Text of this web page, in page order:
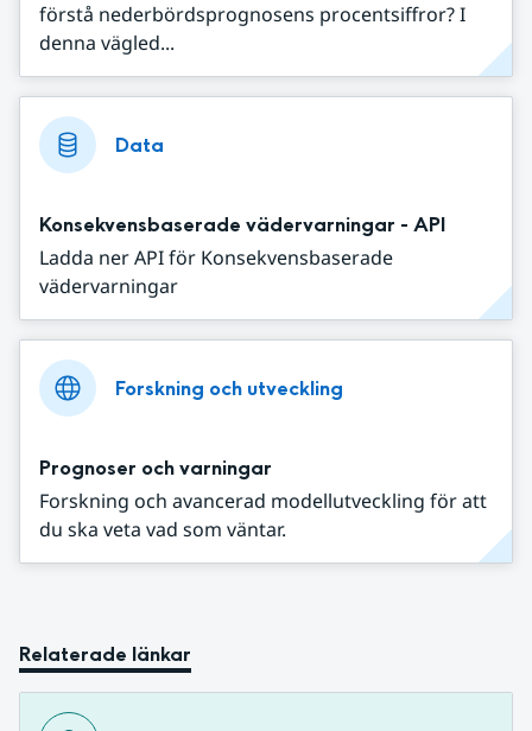
förstå nederbördsprognosens procentsiffror? I
denna vägled...
Data
Konsekvensbaserade vädervarningar - API
Ladda ner API för Konsekvensbaserade
vädervarningar
Forskning och utveckling
Prognoser och varningar
Forskning och avancerad modellutveckling för att
du ska veta vad som väntar.
Relaterade länkar